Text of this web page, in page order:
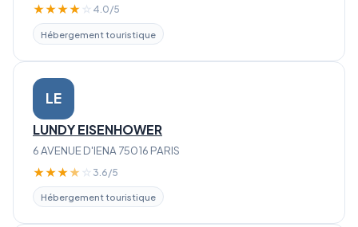
★★★★ ☆ 4.0/5
Hébergement touristique
LE
LUNDY EISENHOWER
6 AVENUE D'IENA 75016 PARIS
★★★★ ☆ 3.6/5
Hébergement touristique